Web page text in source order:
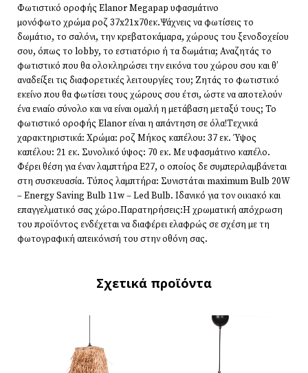
Φωτιστικό οροφής Elanor Megapap υφασμάτινο
μονόφωτο χρώμα ροζ 37x21x70εκ.Ψάχνεις να φωτίσεις το
δωμάτιο, το σαλόνι, την κρεβατοκάμαρα, χώρους του ξενοδοχείου
σου, όπως το lobby, το εστιατόριο ή τα δωμάτια; Αναζητάς το
φωτιστικό που θα ολοκληρώσει την εικόνα του χώρου σου και θ’
αναδείξει τις διαφορετικές λειτουργίες του; Ζητάς το φωτιστικό
εκείνο που θα φωτίσει τους χώρους σου έτσι, ώστε να αποτελούν
ένα ενιαίο σύνολο και να είναι ομαλή η μετάβαση μεταξύ τους; Το
φωτιστικό οροφής Elanor είναι η απάντηση σε όλα!Τεχνικά
χαρακτηριστικά: Χρώμα: ροζ Μήκος καπέλου: 37 εκ. Ύψος
καπέλου: 21 εκ. Συνολικό ύψος: 70 εκ. Με υφασμάτινο καπέλο.
Φέρει θέση για έναν λαμπτήρα Ε27, ο οποίος δε συμπεριλαμβάνεται
στη συσκευασία. Τύπος λαμπτήρα: Συνιστάται maximum Bulb 20W
– Energy Saving Bulb 11w – Led Bulb. Ιδανικό για τον οικιακό και
επαγγελματικό σας χώρο.Παρατηρήσεις:Η χρωματική απόχρωση
του προϊόντος ενδέχεται να διαφέρει ελαφρώς σε σχέση με τη
φωτογραφική απεικόνισή του στην οθόνη σας.
Σχετικά προϊόντα